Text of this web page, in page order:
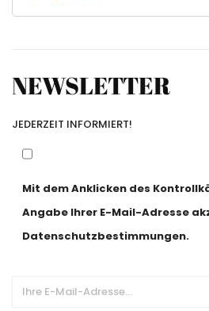
NEWSLETTER
JEDERZEIT INFORMIERT!
Mit dem Anklicken des
Angabe Ihrer E-Mail-Adresse
Datenschutzbestimmungen.